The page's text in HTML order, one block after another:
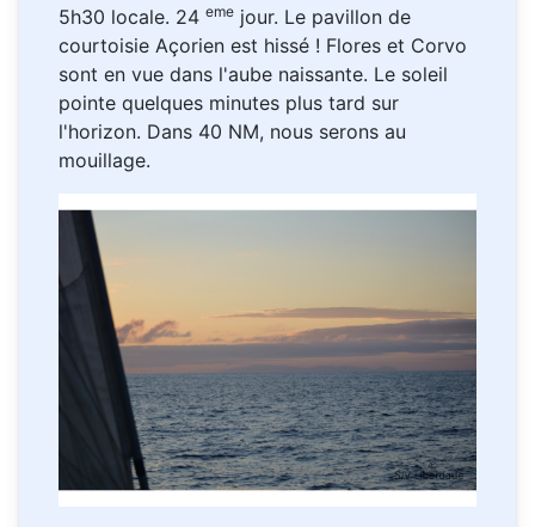
5h30 locale. 24 eme jour. Le pavillon de
courtoisie Açorien est hissé ! Flores et Corvo
sont en vue dans l'aube naissante. Le soleil
pointe quelques minutes plus tard sur
l'horizon. Dans 40 NM, nous serons au
mouillage.